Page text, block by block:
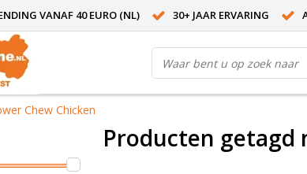
VANAF 40 EURO (NL) 30+ JAAR ERVARING
Chew Chicken
Producten getagd